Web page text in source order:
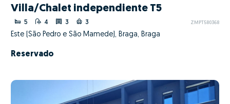
Villa/Chalet independiente T5
5 4 3 3 ZMPT580368
Este (São Pedro e São Mamede), Braga, Braga
Reservado